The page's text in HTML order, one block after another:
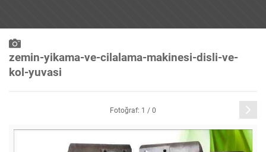
zemin-yikama-ve-cilalama-makinesi-disli-ve-
kol-yuvasi
Fotoğraf: 1 / 0